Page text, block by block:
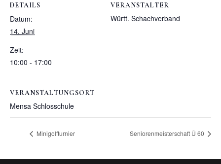
DETAILS
Datum:
14. Juni
Zeit:
10:00 - 17:00
VERANSTALTER
Württ. Schachverband
VERANSTALTUNGSORT
Mensa Schlosschule
Minigolfturnier Seniorenmeisterschaft Ü 60